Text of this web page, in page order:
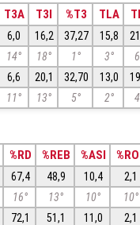
T3A T3I %T3 TLA
6,0 16,2 37,27 15,8
14° 18° 1° 3°
6,6 20,1 32,70 13,0
11° 13° 5° 2°
%RD %REB %ASI
67,4 48,9 10,4
2,1
16° 13° 10°
10°
72,1 51,1 11,0
2,1